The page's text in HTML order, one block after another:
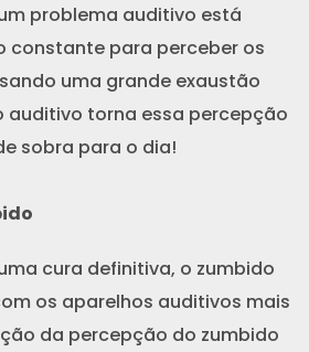
problema auditivo está
constante para perceber os
uma grande exaustão
auditivo torna essa percepção
sobra para o dia!
cura definitiva, o zumbido
os aparelhos auditivos mais
da percepção do zumbido